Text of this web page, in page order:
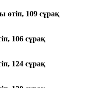
109 сұрақ
106 сұрақ
124 сұрақ